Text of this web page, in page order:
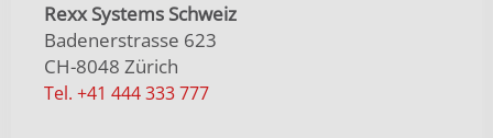
Rexx Systems Schweiz
Badenerstrasse 623
CH-8048 Zürich
Tel. +41 444 333 777